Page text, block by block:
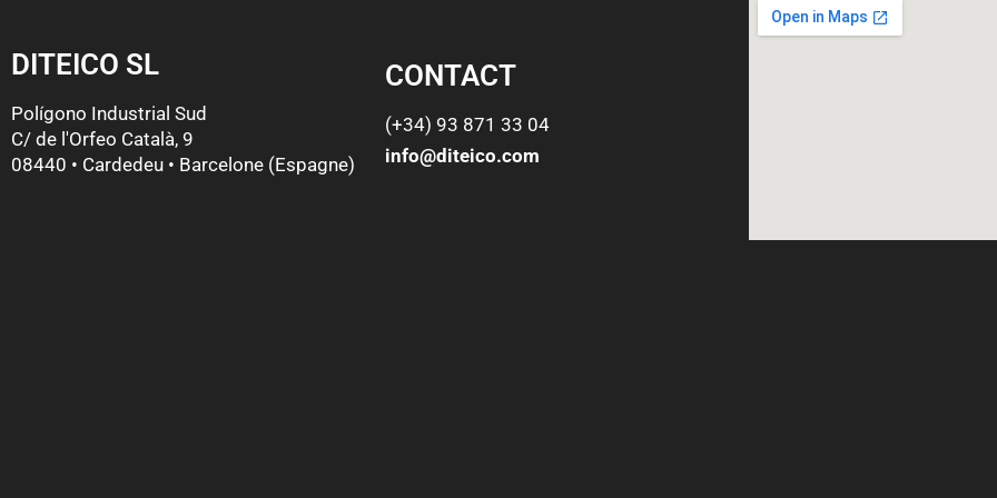
DITEICO SL
Polígono Industrial Sud
C/ de l'Orfeo Català, 9
08440 • Cardedeu • Barcelone (Espagne)
CONTACT
(+34) 93 871 33 04
info@diteico.com